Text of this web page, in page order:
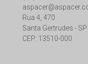
Rua 4, 470
Santa Gertrudes - SP
CEP: 13510-000